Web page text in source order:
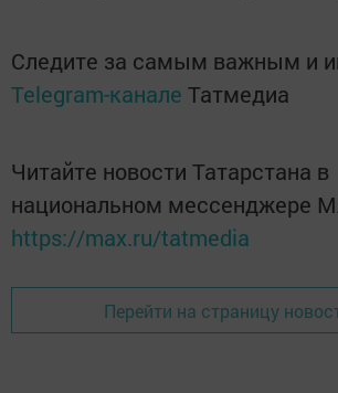
Следите за самым важным и
Telegram-канале Татмедиа
Читайте новости Татарстана в
национальном мессенджере
https://max.ru/tatmedia
Перейти на страницу